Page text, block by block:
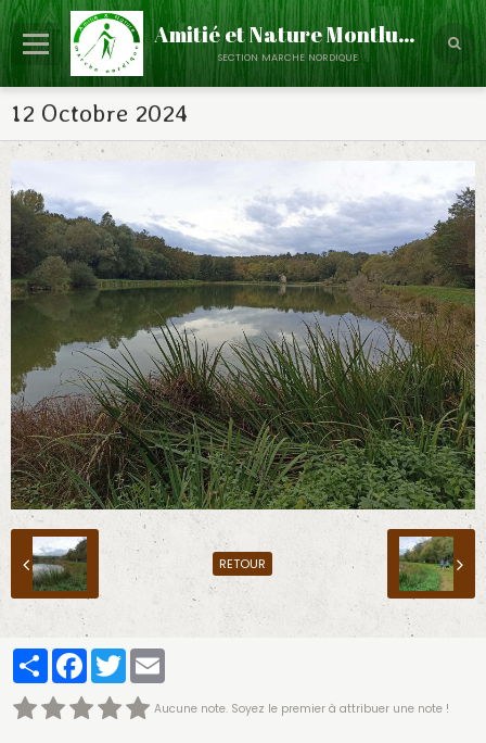
Amitié et Nature Montluçon
section marche nordique
Accueil
Le Club
Partenaires
Calendrier
Évènements
Albums Photos
Contact
Annuaire
Infos - Discussions
12 Octobre 2024
RETOUR
PartagerFacebook
Twitter
Aucune note. Soyez le premier à attribuer une note !